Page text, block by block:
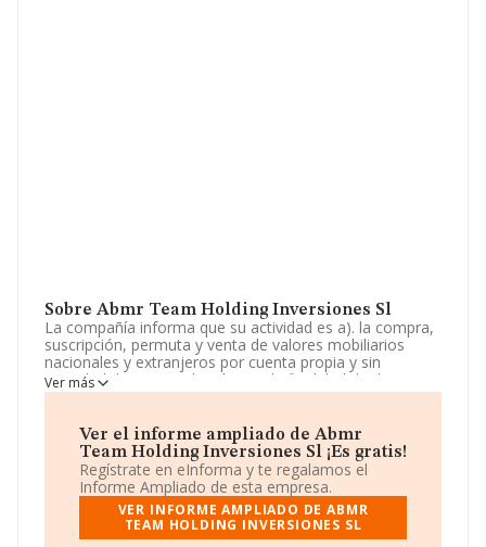
Sobre Abmr Team Holding Inversiones Sl
La compañía informa que su actividad es a). la compra,
suscripción, permuta y venta de valores mobiliarios
nacionales y extranjeros por cuenta propia y sin
actividad de intermediación con la finalidad de dirigir
administrar y gestionar dichos valores. se exceptúan las
instituciones de. La sociedad está registrada como
Sociedad Limitada. Su actividad CNAE es 'Otras
actividades auxiliares a los servicios financieros, excepto
seguros y fondos de pensiones' con código 6619. La
sociedad no tiene actividad en mercados exteriores.
La empresaAbmr Team Holding Inversiones S.L
Ver más
Ver el informe ampliado de Abmr
Team Holding Inversiones Sl ¡Es gratis!
Regístrate en eInforma y te regalamos el
Informe Ampliado de esta empresa.
VER INFORME AMPLIADO DE ABMR
TEAM HOLDING INVERSIONES SL